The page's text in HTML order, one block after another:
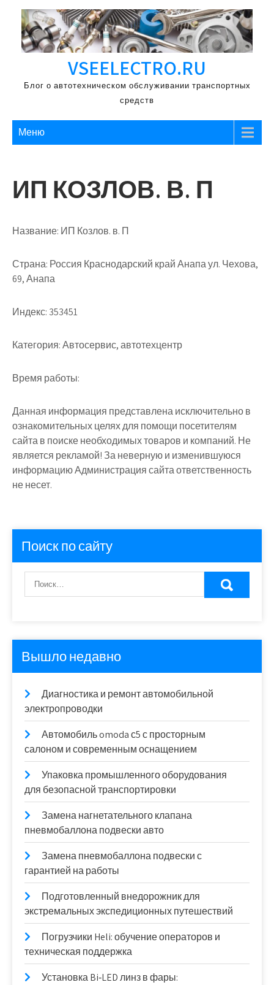
Перейти
содержимому
VSEELECTRO.RU
Блог о автотехническом обслуживании транспортных
средств
Меню
ИП КОЗЛОВ. В. П
Название: ИП Козлов. в. П
Страна: Россия Краснодарский край Анапа ул. Чехова,
69, Анапа
Индекс: 353451
Категория:Автосервис, автотехцентр
Время работы:
Данная информация представлена исключительно в
ознакомительных целях для помощи посетителям
сайта в поиске необходимых товаров и компаний. Не
является рекламой! За неверную и изменившуюся
информацию Администрация сайта ответственность
не несет.
Поиск по сайту
Вышло недавно
Диагностика и ремонт автомобильной
электропроводки
Автомобиль omoda с5 с просторным
салоном и современным оснащением
Упаковка промышленного оборудования
для безопасной транспортировки
Замена нагнетательного клапана
пневмобаллона подвески авто
Замена пневмобаллона подвески с
гарантией на работы
Подготовленный внедорожник для
экстремальных экспедиционных путешествий
Погрузчики Heli: обучение операторов и
техническая поддержка
Установка Bi‑LED линз в фары: